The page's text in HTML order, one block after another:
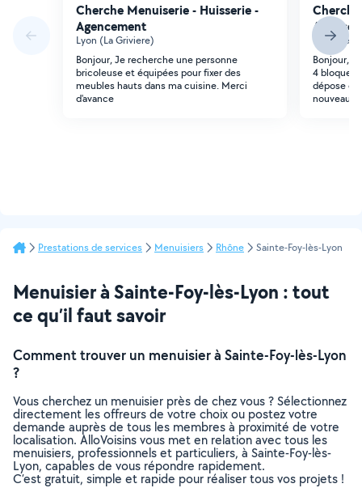
Cherche Menuiserie - Huisserie -
Agencement
Lyon (La Griviere)
Bonjour, Je recherche une personne
bricoleuse et équipées pour fixer des
meubles hauts dans ma cuisine. Merci
d'avance
Lyon (Le
Bonjour,
4
dépose d
nouveau.
Prestations de services Menuisiers Rhône Sainte-Foy-lès-Lyon
Menuisier à Sainte-Foy-lès-Lyon : tout
ce qu’il faut savoir
Comment trouver un menuisier à Sainte-Foy-lès-Lyon
?
Vous cherchez un menuisier près de chez vous ? Sélectionnez
directement les offreurs de votre choix ou postez votre
demande auprès de tous les membres à proximité de votre
localisation. AlloVoisins vous met en relation avec tous les
menuisiers, professionnels et particuliers, à Sainte-Foy-lès-
Lyon, capables de vous répondre rapidement.
C’est gratuit, simple et rapide pour réaliser tous vos projets !